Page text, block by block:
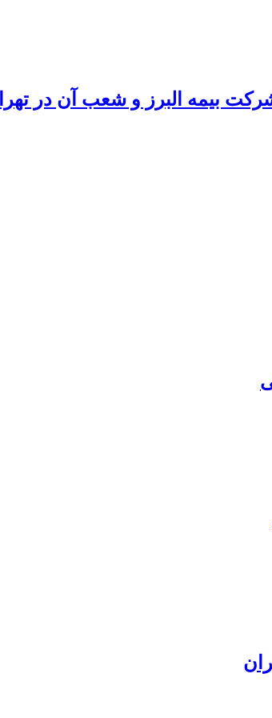
بیمه البرز و شعب آن در